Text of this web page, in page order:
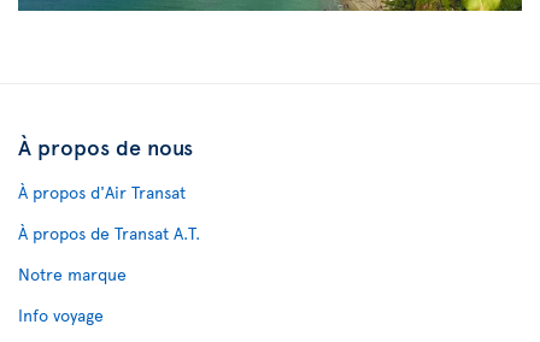
À propos de nous
À propos d'Air Transat
À propos de Transat A.T.
Notre marque
Info voyage